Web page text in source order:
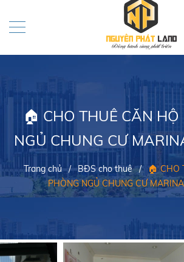
🏠 CHO THUÊ CĂN HỘ
NGỦ CHUNG CƯ
Trang chủ / BĐS cho thuê / 🏠 CHO
PHÒNG NGỦ CHUNG CƯ